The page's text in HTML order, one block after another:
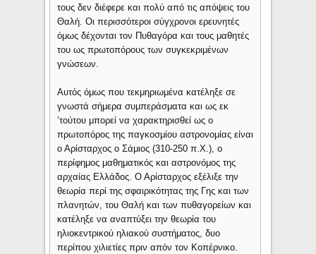
τους δεν διέφερε και πολύ από τις απόψεις του
Θαλή. Οι περισσότεροι σύγχρονοι ερευνητές
όμως δέχονται τον Πυθαγόρα και τους μαθητές
του ως πρωτοπόρους των συγκεκριμένων
γνώσεων.
Αυτός όμως που τεκμηριωμένα κατέληξε σε
γνωστά σήμερα συμπεράσματα και ως εκ
’τούτου μπορεί να χαρακτηρισθεί ως ο
πρωτοπόρος της παγκοσμίου αστρονομίας είναι
ο Αρίσταρχος ο Σάμιος (310-250 π.Χ.), ο
περίφημος μαθηματικός και αστρονόμος της
αρχαίας Ελλάδος. Ο Αρίσταρχος εξέλιξε την
θεωρία περί της σφαιρικότητας της Γης και των
πλανητών, του Θαλή και των πυθαγορείων και
κατέληξε να αναπτύξει την θεωρία του
ηλιοκεντρικού ηλιακού συστήματος, δυο
περίπου χιλιετίες πριν απόν τον Κοπέρνικο.